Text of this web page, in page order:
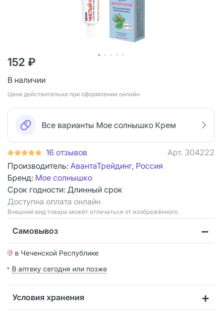
152 ₽
В наличии
Цена действительна при оформлении онлайн
Все варианты Мое солнышко Крем
16 отзывов Арт. 304222
Производитель: АвантаТрейдинг, Россия
Бренд: Мое солнышко
Срок годности: Длинный срок
Доступна оплата онлайн
Bнешний вид товара может отличаться от изображённого
Самовывоз
в Чеченской Республике
В аптеку сегодня или позже
Условия хранения